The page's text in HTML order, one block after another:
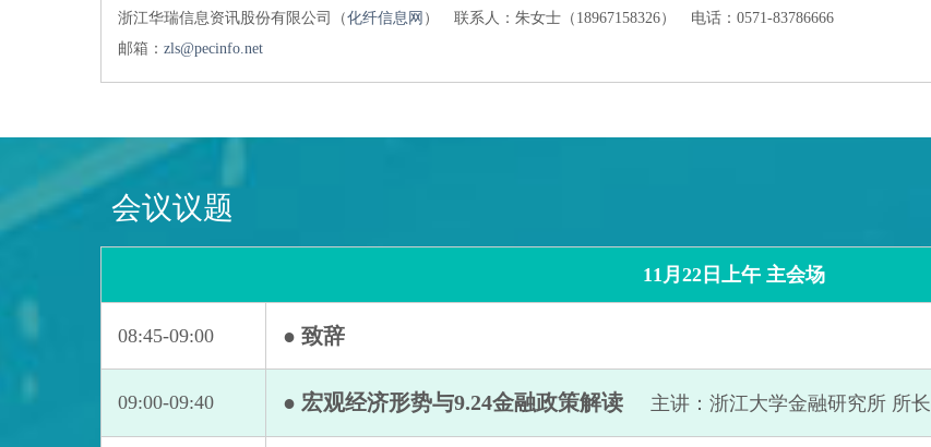
浙江华瑞信息资讯股份有限公司（化纤信息网 ） 联系人：朱女士（18967158326）
电话：0571-83786666
邮箱： zls@pecinfo.net
会议议题
11月22日上午 主会场
08:45-09:00 ● 致辞
09:00-09:40 ● 宏观经济形势与9.24金融政策解读 主讲：浙江大学金融研究所 所长